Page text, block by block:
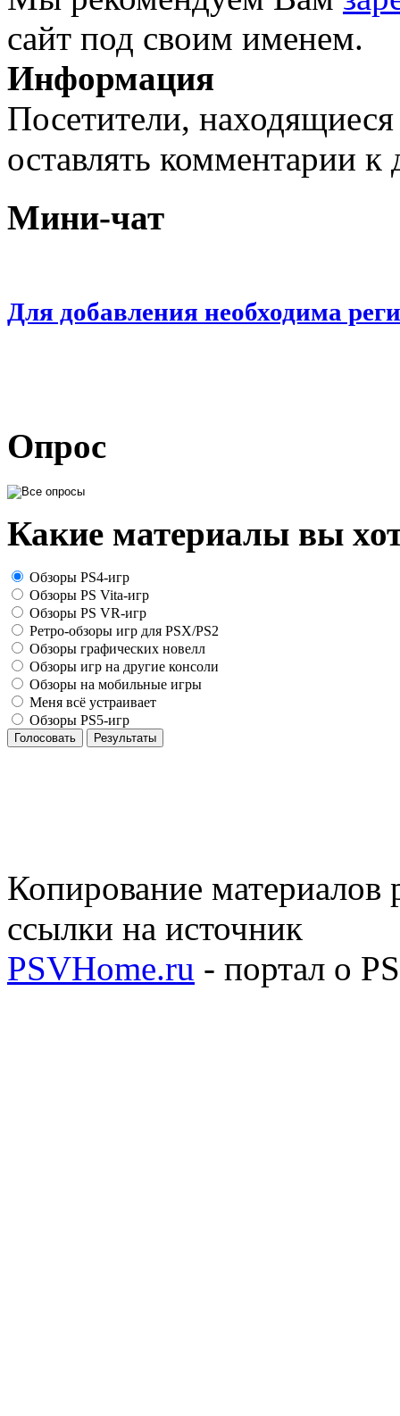
сайт под своим именем.
Информация
Посетители,
оставлять комментарии
Мини-чат
Для добавления необходима
Опрос
Какие материалы вы
Обзоры PS4-игр
Обзоры PS Vita-игр
Обзоры PS VR-игр
Ретро-обзоры игр для PSX/PS2
Обзоры графических новелл
Обзоры игр на другие консоли
Обзоры на мобильные игры
Меня всё устраивает
Обзоры PS5-игр
Голосовать Результаты
Копирование материалов
ссылки на источник
PSVHome.ru - портал о